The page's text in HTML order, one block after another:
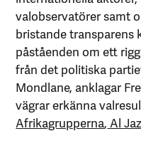
valobservatörer samt
bristande transparens
påståenden om ett
från det politiska
Mondlane, anklagar
vägrar erkänna
Afrikagrupperna, Al